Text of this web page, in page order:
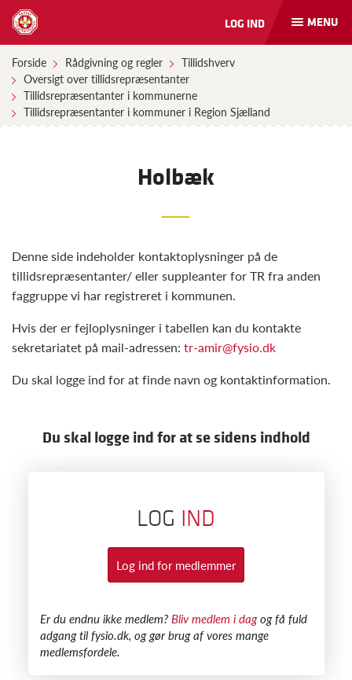
Åbn
og
MENU
LOG IND
Forside Rådgivning og regler
Tillidshverv
Oversigt over tillidsrepræsentanter
Tillidsrepræsentanter i kommunerne
Tillidsrepræsentanter i kommuner i Region Sjælland
Holbæk
Denne side indeholder kontaktoplysninger på de
tillidsrepræsentanter/ eller suppleanter for TR fra anden
faggruppe vi har registreret i kommunen.
Hvis der er fejloplysninger i tabellen kan du kontakte
sekretariatet på mail-adressen: tr-amir@fysio.dk
Du skal logge ind for at finde navn og kontaktinformation.
Du skal logge ind for at se sidens indhold
LOG IND
Log ind for medlemmer
​Er du endnu ikke medlem? Bliv medlem i dagog få fuld
adgang til fysio.dk, og gør brug af vores mange
medlemsfordele.